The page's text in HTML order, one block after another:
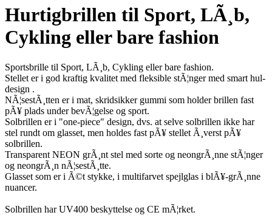
Hurtigbrillen til Sport, LÃ¸b,
Cykling eller bare fashion
Sportsbrille til Sport, LÃ¸b, Cykling eller bare fashion.
Stellet er i god kraftig kvalitet med fleksible stÃ¦nger med smart hul-
design .
NÃ¦sestÃ¸tten er i mat, skridsikker gummi som holder brillen fast
pÃ¥ plads under bevÃ¦gelse og sport.
Solbrillen er i "one-piece" design, dvs. at selve solbrillen ikke har
stel rundt om glasset, men holdes fast pÃ¥ stellet Ã¸verst pÃ¥
solbrillen.
Transparent NEON grÃ¸nt stel med sorte og neongrÃ¸nne stÃ¦nger
og neongrÃ¸n nÃ¦sestÃ¸tte.
Glasset som er i Ã©t stykke, i multifarvet spejlglas i blÃ¥-grÃ¸nne
nuancer.
Solbrillen har UV400 beskyttelse og CE mÃ¦rket.